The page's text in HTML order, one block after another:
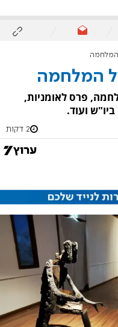
המלחמה
המלחמה
פרס לאומניות,
ועוד.
2 דקות